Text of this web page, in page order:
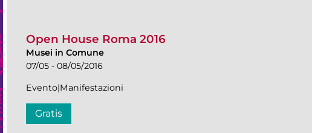
Open House Roma 2016
Musei in Comune
07/05 - 08/05/2016
Evento|Manifestazioni
Gratis